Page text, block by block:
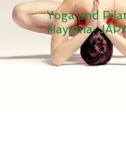
Yoga and
Hayama,